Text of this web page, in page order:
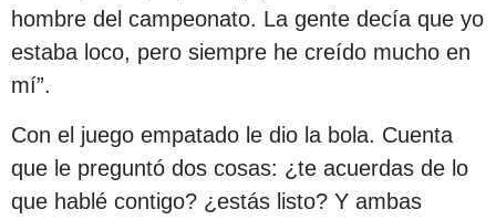
hombre del campeonato. La gente decía que yo
estaba loco, pero siempre he creído mucho en
mí”.
Con el juego empatado le dio la bola. Cuenta
que le preguntó dos cosas: ¿te acuerdas de lo
que hablé contigo? ¿estás listo? Y ambas